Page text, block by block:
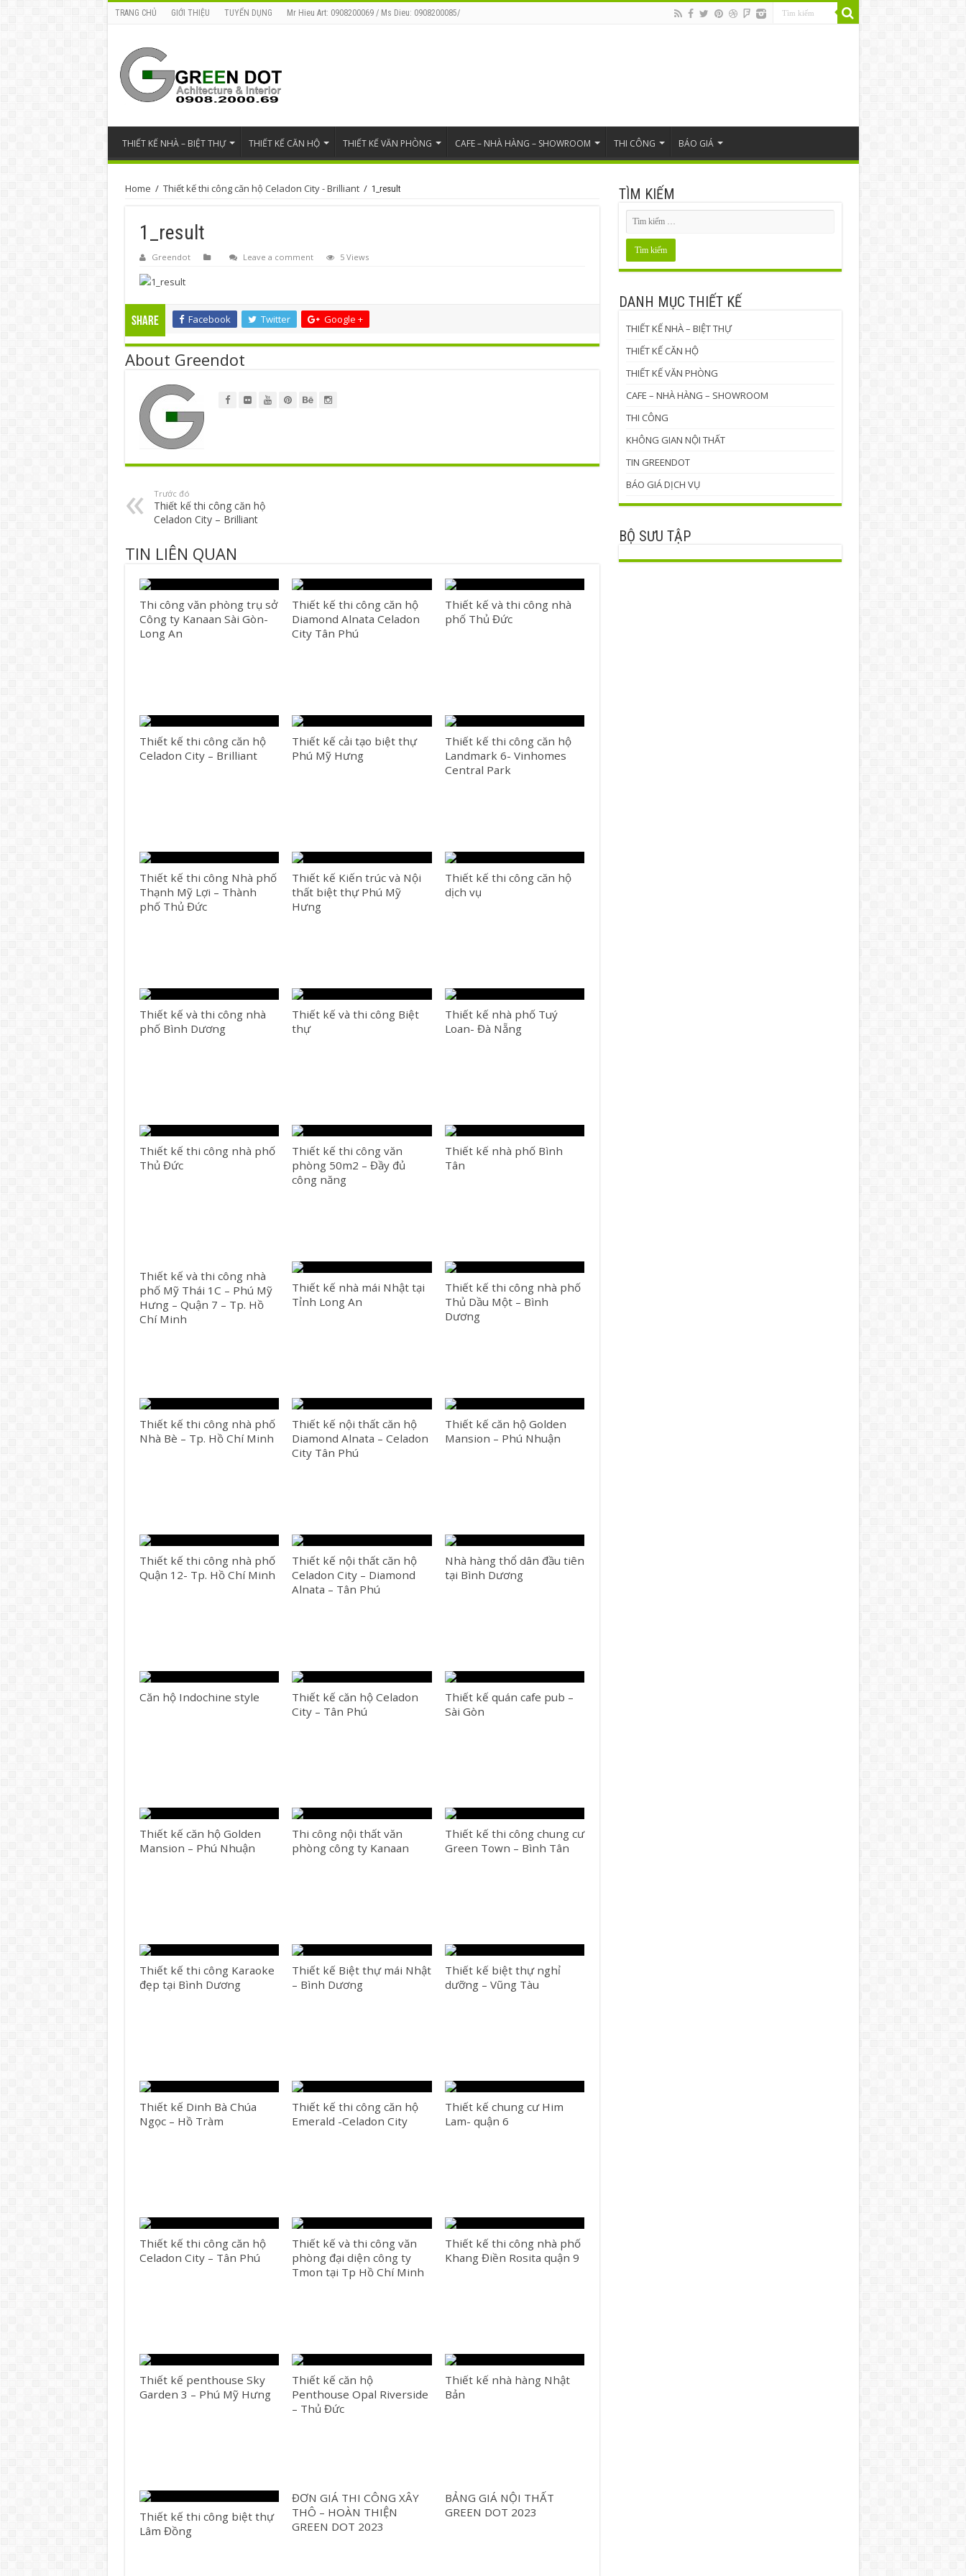
TRANG CHỦ GIỚI THIỆU TUYỂN DỤNG Mr Hieu Art: 0908200069 / Ms Dieu: 0908200085/
THIẾT KẾ NHÀ – BIỆT THỰ THIẾT KẾ CĂN HỘ THIẾT KẾ VĂN PHÒNG CAFE – NHÀ HÀNG – SHOWROOM THI CÔNG BÁO GIÁ
Home / Thiết kế thi công căn hộ Celadon City - Brilliant / 1_result
1_result
Greendot Leave a comment 5 Views
Share Facebook Twitter Google +
About Greendot
Trước đó
Thiết kế thi công căn hộ
Celadon City – Brilliant
TIN LIÊN QUAN
Thi công văn phòng trụ sở
Công ty Kanaan Sài Gòn-
Long An
Thiết kế thi công căn hộ
Diamond Alnata Celadon
City Tân Phú
Thiết kế và thi công nhà
phố Thủ Đức
Thiết kế thi công căn hộ
Celadon City – Brilliant
Thiết kế cải tạo biệt thự
Phú Mỹ Hưng
Thiết kế thi công căn hộ
Landmark 6- Vinhomes
Central Park
Thiết kế thi công Nhà phố
Thạnh Mỹ Lợi – Thành
phố Thủ Đức
Thiết kế Kiến trúc và Nội
thất biệt thự Phú Mỹ
Hưng
Thiết kế thi công căn hộ
dịch vụ
Thiết kế và thi công nhà
phố Bình Dương
Thiết kế và thi công Biệt
thự
Thiết kế nhà phố Tuý
Loan- Đà Nẵng
Thiết kế thi công nhà phố
Thủ Đức
Thiết kế thi công văn
phòng 50m2 – Đầy đủ
công năng
Thiết kế nhà phố Bình
Tân
Thiết kế và thi công nhà
phố Mỹ Thái 1C – Phú Mỹ
Hưng – Quận 7 – Tp. Hồ
Chí Minh
Thiết kế nhà mái Nhật tại
Tỉnh Long An
Thiết kế thi công nhà phố
Thủ Dầu Một – Bình
Dương
Thiết kế thi công nhà phố
Nhà Bè – Tp. Hồ Chí Minh
Thiết kế nội thất căn hộ
Diamond Alnata – Celadon
City Tân Phú
Thiết kế căn hộ Golden
Mansion – Phú Nhuận
Thiết kế thi công nhà phố
Quận 12- Tp. Hồ Chí Minh
Thiết kế nội thất căn hộ
Celadon City – Diamond
Alnata – Tân Phú
Nhà hàng thổ dân đầu tiên
tại Bình Dương
Căn hộ Indochine style
Thiết kế căn hộ Celadon
City – Tân Phú
Thiết kế quán cafe pub –
Sài Gòn
Thiết kế căn hộ Golden
Mansion – Phú Nhuận
Thi công nội thất văn
phòng công ty Kanaan
Thiết kế thi công chung cư
Green Town – Bình Tân
Thiết kế thi công Karaoke
đẹp tại Bình Dương
Thiết kế Biệt thự mái Nhật
– Bình Dương
Thiết kế biệt thự nghỉ
dưỡng – Vũng Tàu
Thiết kế Dinh Bà Chúa
Ngọc – Hồ Tràm
Thiết kế thi công căn hộ
Emerald -Celadon City
Thiết kế chung cư Him
Lam- quận 6
Thiết kế thi công căn hộ
Celadon City – Tân Phú
Thiết kế và thi công văn
phòng đại diện công ty
Tmon tại Tp Hồ Chí Minh
Thiết kế thi công nhà phố
Khang Điền Rosita quận 9
Thiết kế penthouse Sky
Garden 3 – Phú Mỹ Hưng
Thiết kế căn hộ
Penthouse Opal Riverside
– Thủ Đức
Thiết kế nhà hàng Nhật
Bản
Thiết kế thi công biệt thự
Lâm Đồng
ĐƠN GIÁ THI CÔNG XÂY
THÔ – HOÀN THIỆN
GREEN DOT 2023
BẢNG GIÁ NỘI THẤT
GREEN DOT 2023
TÌM KIẾM
DANH MỤC THIẾT KẾ
THIẾT KẾ NHÀ – BIỆT THỰ
THIẾT KẾ CĂN HỘ
THIẾT KẾ VĂN PHÒNG
CAFE – NHÀ HÀNG – SHOWROOM
THI CÔNG
KHÔNG GIAN NỘI THẤT
TIN GREENDOT
BÁO GIÁ DỊCH VỤ
BỘ SƯU TẬP